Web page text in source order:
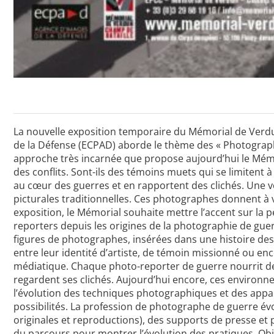
La nouvelle exposition temporaire du Mémorial de
de la Défense (ECPAD) aborde le thème des «
approche très incarnée que propose aujourd’hui le
des conflits. Sont-ils des témoins muets qui se limitent
au cœur des guerres et en rapportent des clichés. Une
picturales traditionnelles. Ces photographes donnent à
exposition, le Mémorial souhaite mettre l’accent sur
reporters depuis les origines de la photographie de
figures de photographes, insérées dans une histoire
entre leur identité d’artiste, de témoin missionné ou
médiatique. Chaque photo-reporter de guerre nourrit
regardent ses clichés. Aujourd’hui encore, ces
l’évolution des techniques photographiques et des
possibilités. La profession de photographe de guerre
originales et reproductions), des supports de presse